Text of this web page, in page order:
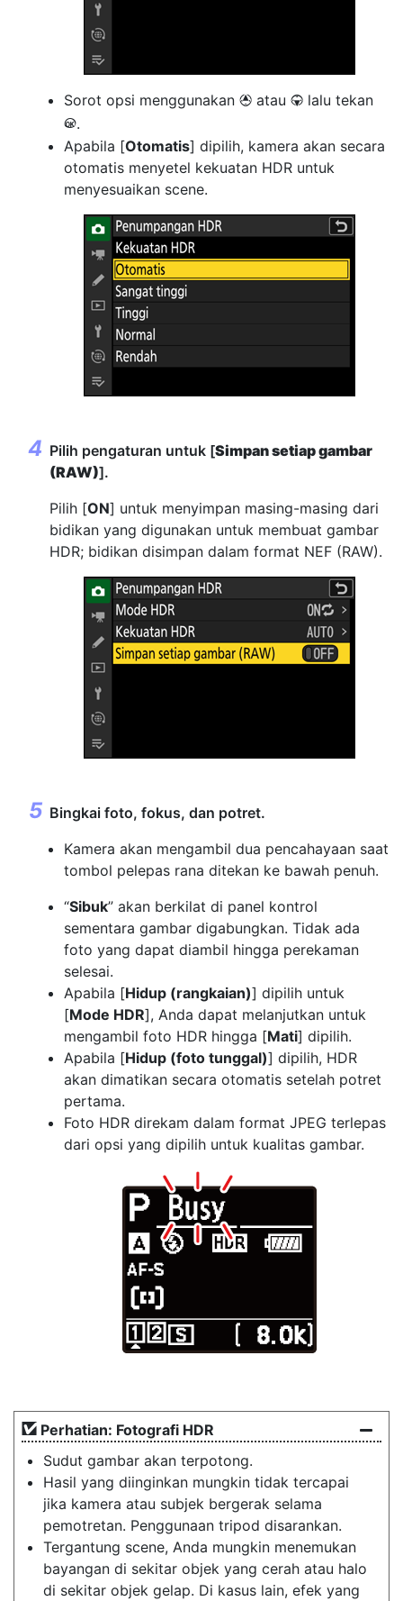
Sorot opsi menggunakan 1 atau 3 lalu tekan
J.
Apabila [Otomatis] dipilih, kamera akan secara
otomatis menyetel kekuatan HDR untuk
menyesuaikan scene.
Pilih pengaturan untuk [Simpan setiap gambar
(RAW)].
Pilih [ON] untuk menyimpan masing-masing dari
bidikan yang digunakan untuk membuat gambar
HDR; bidikan disimpan dalam format NEF (RAW).
Bingkai foto, fokus, dan potret.
Kamera akan mengambil dua pencahayaan saat
tombol pelepas rana ditekan ke bawah penuh.
“Sibuk” akan berkilat di panel kontrol
sementara gambar digabungkan. Tidak ada
foto yang dapat diambil hingga perekaman
selesai.
Apabila [Hidup (rangkaian)] dipilih untuk
[Mode HDR], Anda dapat melanjutkan untuk
mengambil foto HDR hingga [Mati] dipilih.
Apabila [Hidup (foto tunggal)] dipilih, HDR
akan dimatikan secara otomatis setelah potret
pertama.
Foto HDR direkam dalam format JPEG terlepas
dari opsi yang dipilih untuk kualitas gambar.
Perhatian: Fotografi HDR
Sudut gambar akan terpotong.
Hasil yang diinginkan mungkin tidak tercapai
jika kamera atau subjek bergerak selama
pemotretan. Penggunaan tripod disarankan.
Tergantung scene, Anda mungkin menemukan
bayangan di sekitar objek yang cerah atau halo
di sekitar objek gelap. Di kasus lain, efek yang